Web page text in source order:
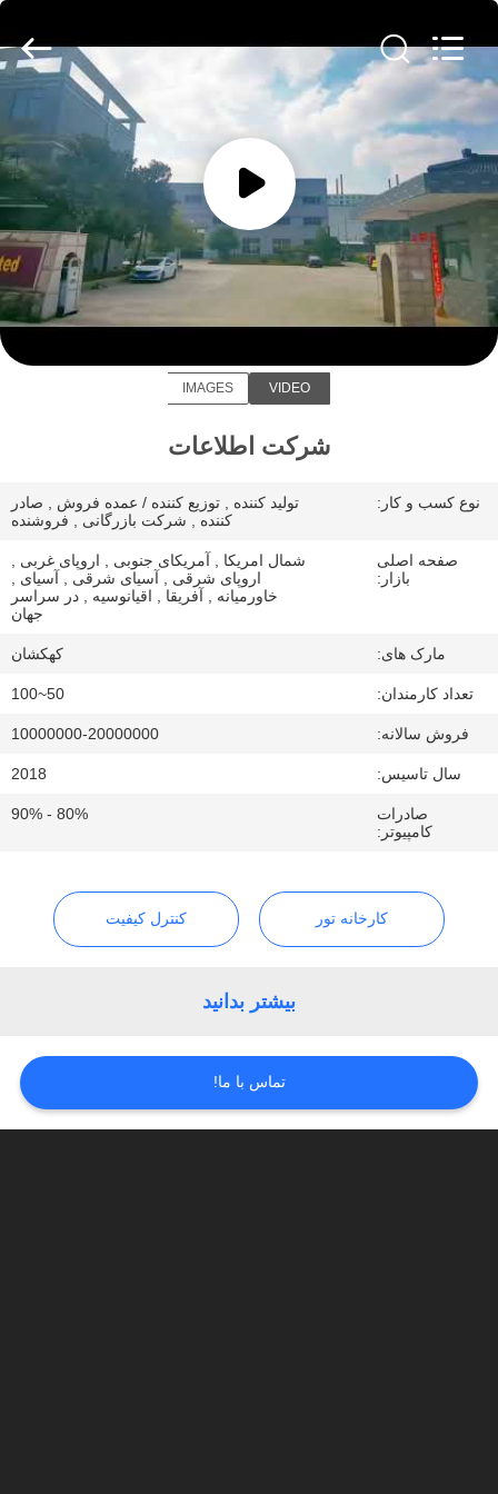
خونه
محصولات
درباره
ما
بازدید
کنترل
کیفیت
تماس
بگیرید
نقشه
PRIVACY
POLICY
industry
limited.
Rights
Reserved.
Galaxy power industry limited
VIDEO
IMAGES
شرکت اطلاعات
نوع کسب و کار:
تولید کننده , توزیع کننده / عمده فروش , صادر
کننده , شرکت بازرگانی , فروشنده
صفحه اصلی
بازار:
شمال امریکا , آمریکای جنوبی , اروپای غربی ,
اروپای شرقی , آسیای شرقی , آسیای ,
خاورمیانه , آفریقا , اقیانوسیه , در سراسر
جهان
مارک های: کهکشان
تعداد کارمندان: 50~100
فروش سالانه: 10000000-20000000
سال تاسیس: 2018
صادرات
کامپیوتر:
80% - 90%
کارخانه تور کنترل کیفیت
بیشتر بدانید
تماس با ما!